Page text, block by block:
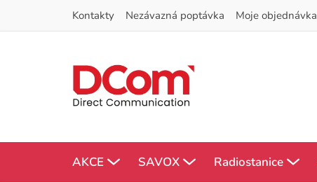
Kontakty Nezávazná poptávka Moje objednávka
AKCE SAVOX Radiostanice